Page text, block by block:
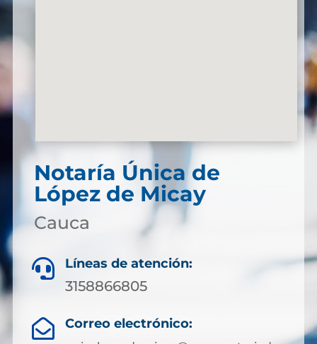
Notaría Única de
López de Micay
Cauca
 Líneas de atención:
3158866805
 Correo electrónico: